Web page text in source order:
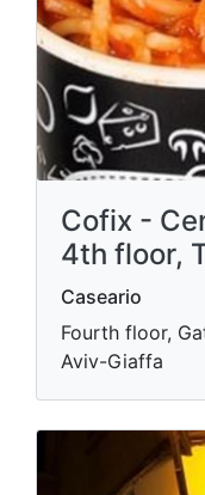
Cofix -
4th floor,
Caseario
Fourth floor,
Aviv-Giaffa